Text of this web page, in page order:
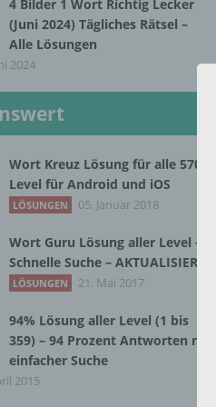
4 Bilder 1 Wort Richtig Lecker
(Juni 2024) Tägliches Rätsel –
Alle Lösungen
2024
Wort Kreuz Lösung für alle 570
Level für Android und iOS
LÖSUNGEN 05. Januar 2018
Wort Guru Lösung aller Level –
Schnelle Suche – AKTUALISIERT
LÖSUNGEN 21. Mai 2017
94% Lösung aller Level (1 bis
359) – 94 Prozent Antworten mit
einfacher Suche
2015